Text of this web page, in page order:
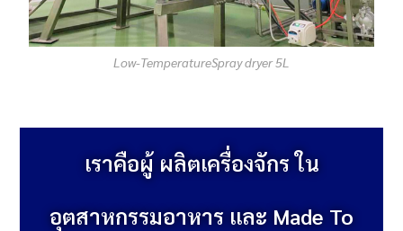
Low-TemperatureSpray dryer 5L
เราคือผู้ ผลิตเครื่องจักร ใน
อุตสาหกรรมอาหาร และ Made To